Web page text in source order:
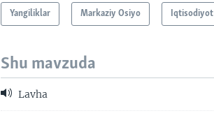
Yangiliklar Markaziy Osiyo Iqtisodiyot
Shu mavzuda
Lavha